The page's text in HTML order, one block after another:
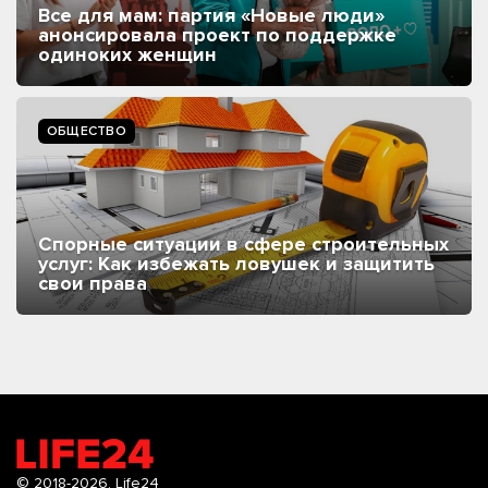
Все для мам: партия «Новые люди»
анонсировала проект по поддержке
одиноких женщин
ОБЩЕСТВО
Спорные ситуации в сфере строительных
услуг: Как избежать ловушек и защитить
свои права
© 2018-2026. Life24